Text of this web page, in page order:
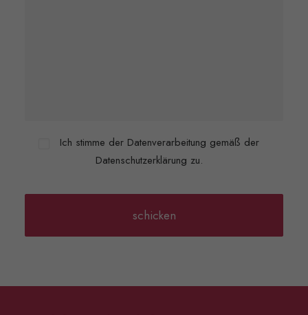
Ich stimme der Datenverarbeitung gemäß der
Datenschutzerklärung zu.